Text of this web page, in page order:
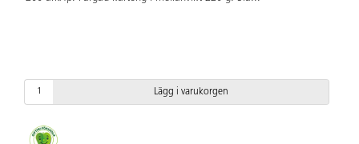
Lägg i varukorgen